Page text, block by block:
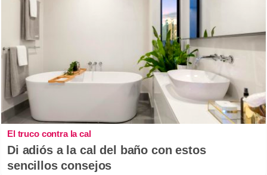
El truco contra la cal
Di adiós a la cal del baño con estos
sencillos consejos